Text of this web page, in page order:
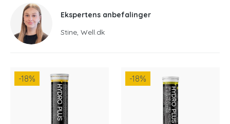
Ekspertens anbefalinger
Stine, Well.dk
-18% -18%